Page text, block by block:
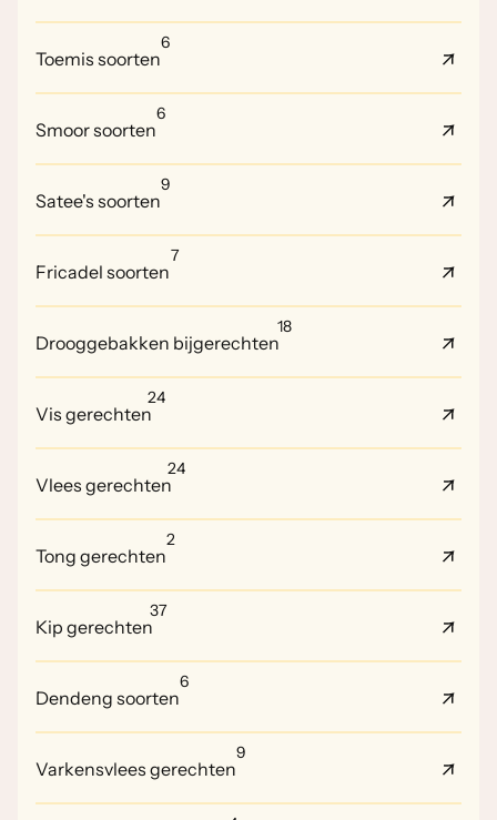
Toemis soorten
6
Smoor soorten
6
Satee's soorten
9
Fricadel soorten
7
Drooggebakken bijgerechten
18
Vis gerechten
24
Vlees gerechten
24
Tong gerechten
2
Kip gerechten
37
Dendeng soorten
6
Varkensvlees gerechten
9